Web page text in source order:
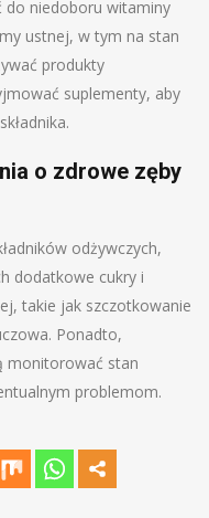
do niedoboru witaminy
ustnej, w tym na stan
produkty
suplementy, aby
o zdrowe zęby
odżywczych,
dodatkowe cukry i
takie jak szczotkowanie
Ponadto,
monitorować stan
problemom.